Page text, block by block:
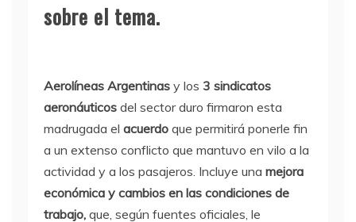
sobre el tema.
Aerolíneas Argentinas y los 3 sindicatos
aeronáuticos del sector duro firmaron esta
madrugada el acuerdo que permitirá ponerle fin
a un extenso conflicto que mantuvo en vilo a la
actividad y a los pasajeros. Incluye una mejora
económica y cambios en las condiciones de
trabajo, que, según fuentes oficiales, le